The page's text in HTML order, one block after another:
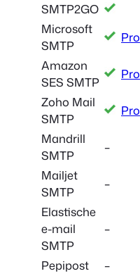
SMTP2GO
Microsoft
SMTP
Pro
Amazon
SES SMTP
Pro
Zoho Mail
SMTP
Pro
Mandrill
SMTP
–
Mailjet
SMTP
–
Elastische
e-mail
SMTP
–
Pepipost –